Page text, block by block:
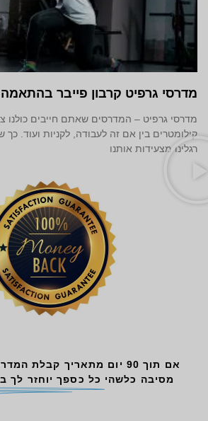
מדרסי גרפיט קרבון פייבר
מדרסי גרפיט – המדרסים שאתם חייבים כולנו
קילומטרים בין אם זה לעבודה, לקניות ועוד.
רגלינו מצעידות אותנו
אם תוך 90 יום מתאריך קבלת
מסיבה כלשהי כל כספך יוחזר לך